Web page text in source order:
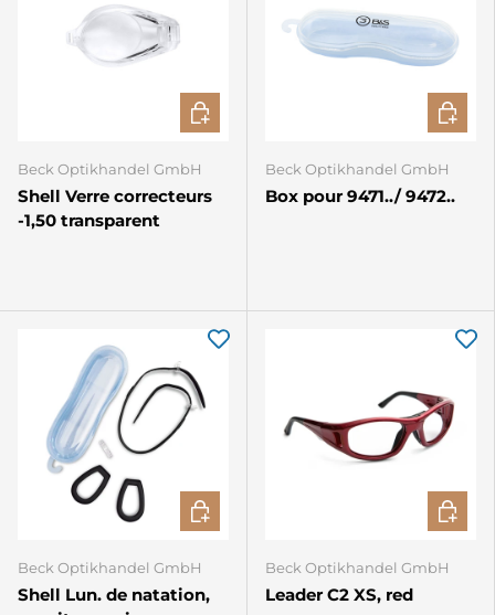
Beck Optikhandel GmbH
Shell Verre correcteurs
-1,50 transparent
CHOISIR LES OPTIONS
Beck Optikhandel GmbH
Box pour 9471../ 9472..
Beck Optikhandel GmbH
Shell Lun. de natation,
CHOISIR LES OPTIONS
Beck Optikhandel GmbH
Leader C2 XS, red